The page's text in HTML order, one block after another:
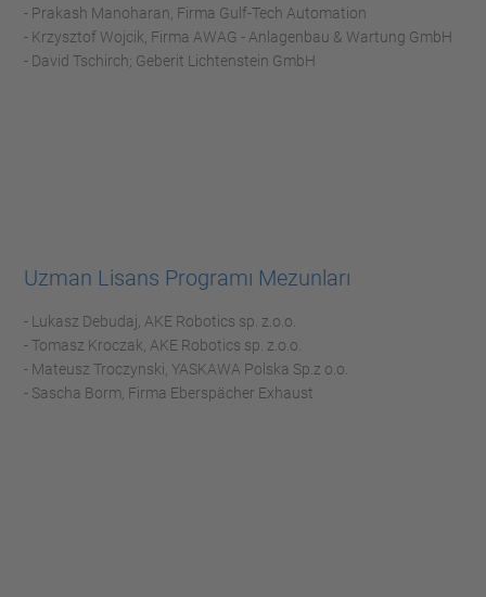
- Prakash Manoharan, Firma Gulf-Tech Automation
- Krzysztof Wojcik, Firma AWAG - Anlagenbau & Wartung GmbH
- David Tschirch; Geberit Lichtenstein GmbH
Uzman Lisans Programı Mezunları
- Lukasz Debudaj, AKE Robotics sp. z.o.o.
- Tomasz Kroczak, AKE Robotics sp. z.o.o.
- Mateusz Troczynski, YASKAWA Polska Sp.z o.o.
- Sascha Borm, Firma Eberspächer Exhaust